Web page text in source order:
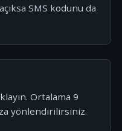
SMS kodunu da
Ortalama 9
yönlendirilirsiniz.